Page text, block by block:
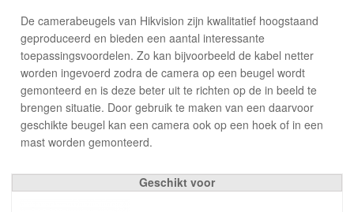
De camerabeugels van Hikvision zijn kwalitatief hoogstaand
geproduceerd en bieden een aantal interessante
toepassingsvoordelen. Zo kan bijvoorbeeld de kabel netter
worden ingevoerd zodra de camera op een beugel wordt
gemonteerd en is deze beter uit te richten op de in beeld te
brengen situatie. Door gebruik te maken van een daarvoor
geschikte beugel kan een camera ook op een hoek of in een
mast worden gemonteerd.
Geschikt voor